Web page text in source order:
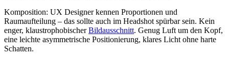
Komposition: UX Designer kennen Proportionen und
Raumaufteilung – das sollte auch im Headshot spürbar sein. Kein
enger, klaustrophobischerBildausschnitt. Genug Luft um den Kopf,
eine leichte asymmetrische Positionierung, klares Licht ohne harte
Schatten.